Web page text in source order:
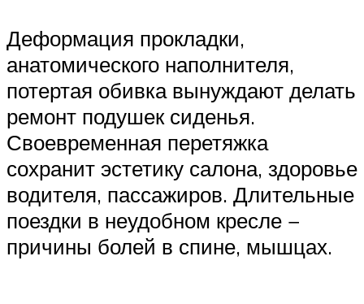
Деформация прокладки,
анатомического наполнителя,
потертая обивка вынуждают делать
ремонт подушек сиденья.
Своевременная перетяжка
сохранит эстетику салона, здоровье
водителя, пассажиров. Длительные
поездки в неудобном кресле −
причины болей в спине, мышцах.